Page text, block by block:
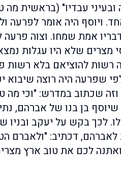
ובעיני עבדיו" (בראשית מה
ויוסף היה אומר לפרעה
אמת שמחו. וצוה פרעה
מצרים שלא היו עגלות
רשות להוציאם בלא רשות
שפרעה היה רוצה שיבוא
שכתוב במדרש: "וכי מה
בן בנו של אברהם,
לכך בקש על יעקב ובניו
דכתיב: "ולאברם
לכם את טוב ארץ